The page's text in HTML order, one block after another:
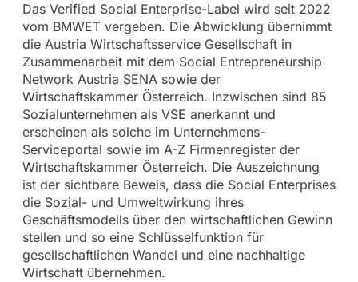
Das Verified Social Enterprise-Label wird seit 2022
vom BMWET vergeben. Die Abwicklung übernimmt
die Austria Wirtschaftsservice Gesellschaft in
Zusammenarbeit mit dem Social Entrepreneurship
Network Austria SENA sowie der
Wirtschaftskammer Österreich. Inzwischen sind 85
Sozialunternehmen als VSE anerkannt und
erscheinen als solche im Unternehmens-
Serviceportal sowie im A-Z Firmenregister der
Wirtschaftskammer Österreich. Die Auszeichnung
ist der sichtbare Beweis, dass die Social Enterprises
die Sozial- und Umweltwirkung ihres
Geschäftsmodells über den wirtschaftlichen Gewinn
stellen und so eine Schlüsselfunktion für
gesellschaftlichen Wandel und eine nachhaltige
Wirtschaft übernehmen.